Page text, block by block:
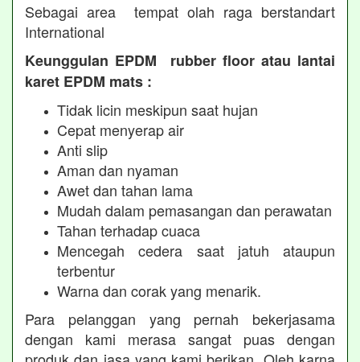
Sebagai area tempat olah raga berstandart
International
Keunggulan EPDM rubber floor atau lantai
karet EPDM mats :
Tidak licin meskipun saat hujan
Cepat menyerap air
Anti slip
Aman dan nyaman
Awet dan tahan lama
Mudah dalam pemasangan dan perawatan
Tahan terhadap cuaca
Mencegah cedera saat jatuh ataupun
terbentur
Warna dan corak yang menarik.
Para pelanggan yang pernah bekerjasama
dengan kami merasa sangat puas dengan